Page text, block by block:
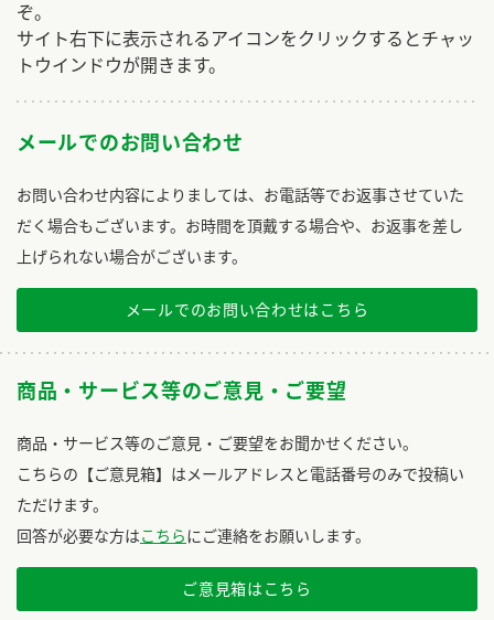
ぞ。
サイト右下に表示されるアイコンをクリックするとチャッ
トウインドウが開きます。
メールでのお問い合わせ
お問い合わせ内容によりましては、お電話等でお返事させていた
だく場合もございます。お時間を頂戴する場合や、お返事を差し
上げられない場合がございます。
メールでのお問い合わせはこちら
商品・サービス等のご意見・ご要望
商品・サービス等のご意見・ご要望をお聞かせください。
こちらの【ご意見箱】はメールアドレスと電話番号のみで投稿い
ただけます。
回答が必要な方はこちらにご連絡をお願いします。
ご意見箱はこちら